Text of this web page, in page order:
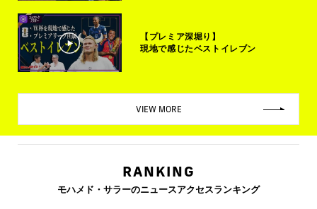
【プレミア深堀り】
現地で感じたベストイレブン
VIEW MORE
RANKING
モハメド・サラーのニュースアクセスランキング